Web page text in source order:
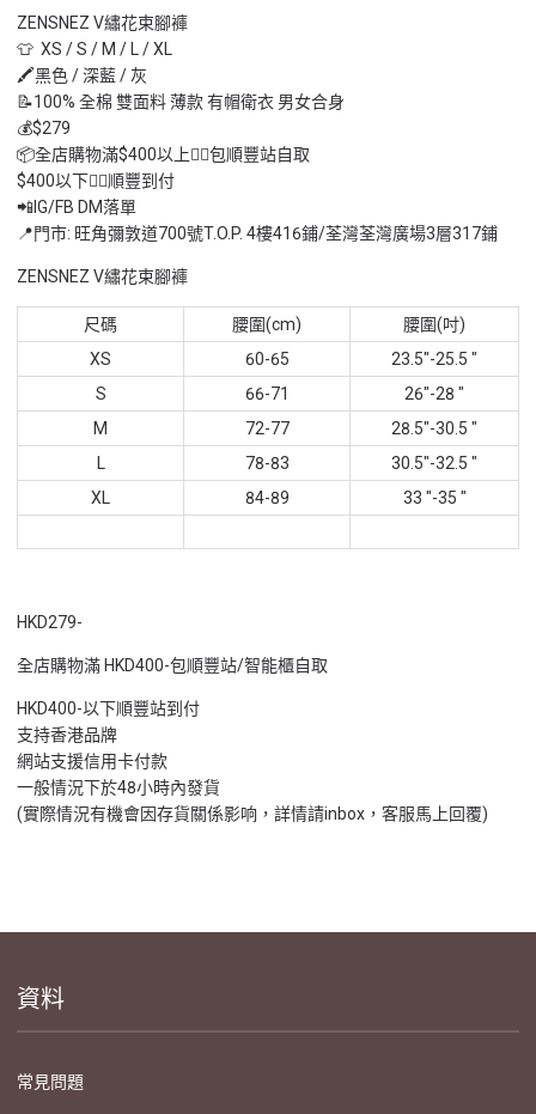
ZENSNEZ V繡花束腳褲
👕 XS / S / M / L / XL
🖍黑色 / 深藍 / 灰
📝100% 全棉 雙面料 薄款 有帽衛衣 男女合身
💰$279
📦全店購物滿$400以上👉🏻包順豐站自取
$400以下👉🏻順豐到付
📲IG/FB DM落單
📍門市: 旺角彌敦道700號T.O.P. 4樓416鋪/荃灣荃灣廣場3層317鋪
ZENSNEZ V繡花束腳褲
尺碼 腰圍(cm)
腰圍(吋)
XS
60-65
23.5"-25.5 "
S
66-71
26"-28 "
M
72-77
28.5"-30.5 "
78-83
30.5"-32.5 "
XL
84-89 33 "-35 "
HKD279-
全店購物滿 HKD400-包順豐站/智能櫃自取
HKD400-以下順豐站到付
支持香港品牌
網站支援信用卡付款
一般情況下於48小時內發貨
(實際情況有機會因存貨關係影响，詳情請inbox，客服馬上回覆)
資料
常見問題